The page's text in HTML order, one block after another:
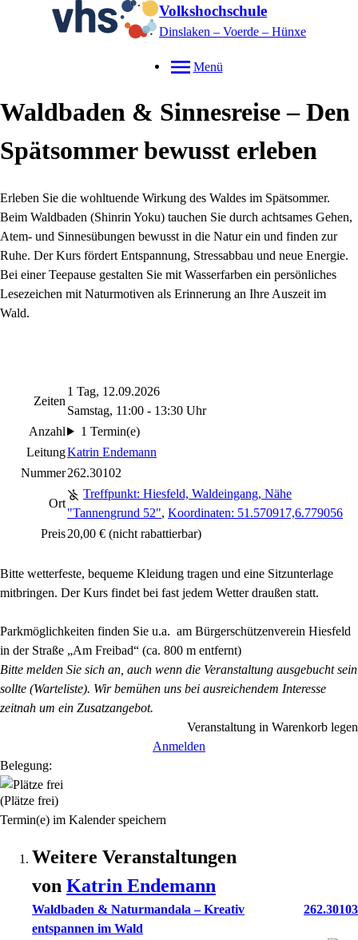
Volkshochschule
Dinslaken – Voerde – Hünxe
Menü
Waldbaden & Sinnesreise – Den
Spätsommer bewusst erleben
Erleben Sie die wohltuende Wirkung des Waldes im Spätsommer.
Beim Waldbaden (Shinrin Yoku) tauchen Sie durch achtsames Gehen,
Atem- und Sinnesübungen bewusst in die Natur ein und finden zur
Ruhe. Der Kurs fördert Entspannung, Stressabbau und neue Energie.
Bei einer Teepause gestalten Sie mit Wasserfarben ein persönliches
Lesezeichen mit Naturmotiven als Erinnerung an Ihre Auszeit im
Wald.
Zeiten
1 Tag, 12.09.2026
Samstag, 11:00 - 13:30 Uhr
Anzahl
1 Termin(e)
LeitungKatrin Endemann
Nummer262.30102
Ort
Treffpunkt: Hiesfeld, Waldeingang, Nähe
"Tannengrund 52", Koordinaten: 51.570917,6.779056
Preis20,00 € (nicht rabattierbar)
Bitte wetterfeste, bequeme Kleidung tragen und eine Sitzunterlage
mitbringen. Der Kurs findet bei fast jedem Wetter draußen statt.
Parkmöglichkeiten finden Sie u.a. am Bürgerschützenverein Hiesfeld
in der Straße „Am Freibad“ (ca. 800 m entfernt)
Bitte melden Sie sich an, auch wenn die Veranstaltung ausgebucht sein
sollte (Warteliste). Wir bemühen uns bei ausreichendem Interesse
zeitnah um ein Zusatzangebot.
Veranstaltung in Warenkorb legen
Anmelden
Belegung:
(Plätze frei)
Termin(e) im Kalender speichern
Weitere Veranstaltungen
von Katrin Endemann
Waldbaden & Naturmandala – Kreativ
entspannen im Wald
262.30103